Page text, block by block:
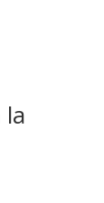
la